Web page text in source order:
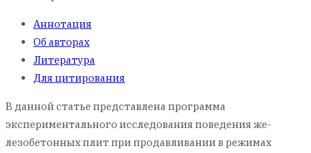
Аннотация
Об авторах
Литература
Для цитирования
В данной статье представлена программа
экспериментального исследования поведения же-
лезобетонных плит при продавливании в режимах